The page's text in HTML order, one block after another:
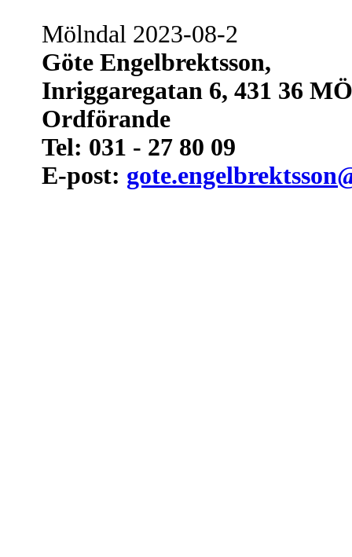
Mölndal 2023-08-2
Göte Engelbrektsson,
Inriggaregatan 6, 431 36
Ordförande
Tel: 031 - 27 80 09
E-post: